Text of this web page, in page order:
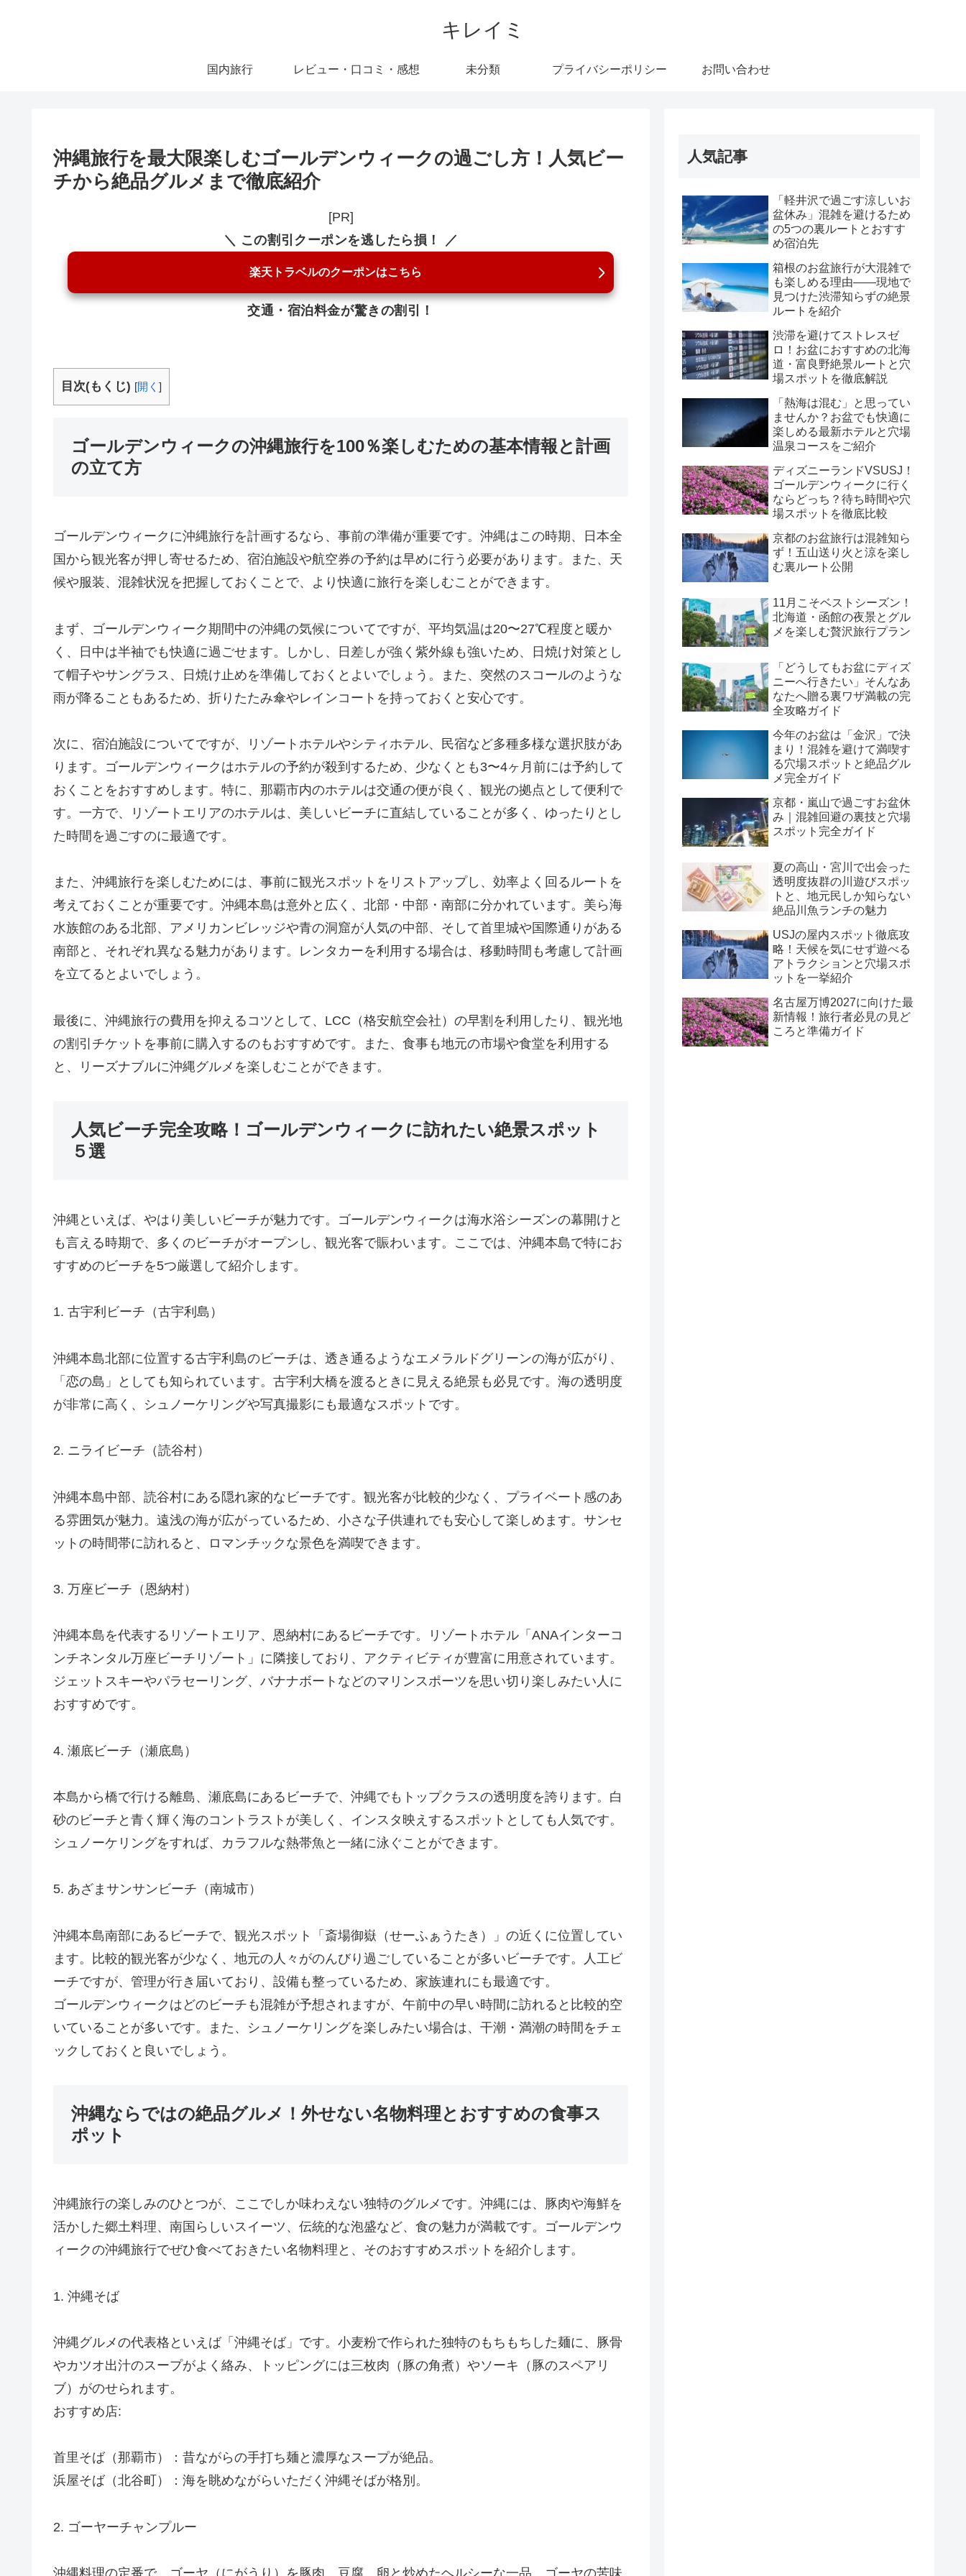
キレイミ
国内旅行 レビュー・口コミ・感想 未分類 プライバシーポリシー お問い合わせ
沖縄旅行を最大限楽しむゴールデンウィークの過ごし方！人気ビー
チから絶品グルメまで徹底紹介
[PR]
＼ この割引クーポンを逃したら損！ ／
楽天トラベルのクーポンはこちら
交通・宿泊料金が驚きの割引！
目次(もくじ) [開く ]
ゴールデンウィークの沖縄旅行を100％楽しむための基本情報と計画
の立て方
ゴールデンウィークに沖縄旅行を計画するなら、事前の準備が重要です。沖縄はこの時期、日本全
国から観光客が押し寄せるため、宿泊施設や航空券の予約は早めに行う必要があります。また、天
候や服装、混雑状況を把握しておくことで、より快適に旅行を楽しむことができます。
まず、ゴールデンウィーク期間中の沖縄の気候についてですが、平均気温は20〜27℃程度と暖か
く、日中は半袖でも快適に過ごせます。しかし、日差しが強く紫外線も強いため、日焼け対策とし
て帽子やサングラス、日焼け止めを準備しておくとよいでしょう。また、突然のスコールのような
雨が降ることもあるため、折りたたみ傘やレインコートを持っておくと安心です。
次に、宿泊施設についてですが、リゾートホテルやシティホテル、民宿など多種多様な選択肢があ
ります。ゴールデンウィークはホテルの予約が殺到するため、少なくとも3〜4ヶ月前には予約して
おくことをおすすめします。特に、那覇市内のホテルは交通の便が良く、観光の拠点として便利で
す。一方で、リゾートエリアのホテルは、美しいビーチに直結していることが多く、ゆったりとし
た時間を過ごすのに最適です。
また、沖縄旅行を楽しむためには、事前に観光スポットをリストアップし、効率よく回るルートを
考えておくことが重要です。沖縄本島は意外と広く、北部・中部・南部に分かれています。美ら海
水族館のある北部、アメリカンビレッジや青の洞窟が人気の中部、そして首里城や国際通りがある
南部と、それぞれ異なる魅力があります。レンタカーを利用する場合は、移動時間も考慮して計画
を立てるとよいでしょう。
最後に、沖縄旅行の費用を抑えるコツとして、LCC（格安航空会社）の早割を利用したり、観光地
の割引チケットを事前に購入するのもおすすめです。また、食事も地元の市場や食堂を利用する
と、リーズナブルに沖縄グルメを楽しむことができます。
人気ビーチ完全攻略！ゴールデンウィークに訪れたい絶景スポット
５選
沖縄といえば、やはり美しいビーチが魅力です。ゴールデンウィークは海水浴シーズンの幕開けと
も言える時期で、多くのビーチがオープンし、観光客で賑わいます。ここでは、沖縄本島で特にお
すすめのビーチを5つ厳選して紹介します。
1. 古宇利ビーチ（古宇利島）
沖縄本島北部に位置する古宇利島のビーチは、透き通るようなエメラルドグリーンの海が広がり、
「恋の島」としても知られています。古宇利大橋を渡るときに見える絶景も必見です。海の透明度
が非常に高く、シュノーケリングや写真撮影にも最適なスポットです。
2. ニライビーチ（読谷村）
沖縄本島中部、読谷村にある隠れ家的なビーチです。観光客が比較的少なく、プライベート感のあ
る雰囲気が魅力。遠浅の海が広がっているため、小さな子供連れでも安心して楽しめます。サンセ
ットの時間帯に訪れると、ロマンチックな景色を満喫できます。
3. 万座ビーチ（恩納村）
沖縄本島を代表するリゾートエリア、恩納村にあるビーチです。リゾートホテル「ANAインターコ
ンチネンタル万座ビーチリゾート」に隣接しており、アクティビティが豊富に用意されています。
ジェットスキーやパラセーリング、バナナボートなどのマリンスポーツを思い切り楽しみたい人に
おすすめです。
4. 瀬底ビーチ（瀬底島）
本島から橋で行ける離島、瀬底島にあるビーチで、沖縄でもトップクラスの透明度を誇ります。白
砂のビーチと青く輝く海のコントラストが美しく、インスタ映えするスポットとしても人気です。
シュノーケリングをすれば、カラフルな熱帯魚と一緒に泳ぐことができます。
5. あざまサンサンビーチ（南城市）
沖縄本島南部にあるビーチで、観光スポット「斎場御嶽（せーふぁうたき）」の近くに位置してい
ます。比較的観光客が少なく、地元の人々がのんびり過ごしていることが多いビーチです。人工ビ
ーチですが、管理が行き届いており、設備も整っているため、家族連れにも最適です。
ゴールデンウィークはどのビーチも混雑が予想されますが、午前中の早い時間に訪れると比較的空
いていることが多いです。また、シュノーケリングを楽しみたい場合は、干潮・満潮の時間をチェ
ックしておくと良いでしょう。
沖縄ならではの絶品グルメ！外せない名物料理とおすすめの食事ス
ポット
沖縄旅行の楽しみのひとつが、ここでしか味わえない独特のグルメです。沖縄には、豚肉や海鮮を
活かした郷土料理、南国らしいスイーツ、伝統的な泡盛など、食の魅力が満載です。ゴールデンウ
ィークの沖縄旅行でぜひ食べておきたい名物料理と、そのおすすめスポットを紹介します。
1. 沖縄そば
沖縄グルメの代表格といえば「沖縄そば」です。小麦粉で作られた独特のもちもちした麺に、豚骨
やカツオ出汁のスープがよく絡み、トッピングには三枚肉（豚の角煮）やソーキ（豚のスペアリ
ブ）がのせられます。
おすすめ店:
首里そば（那覇市）：昔ながらの手打ち麺と濃厚なスープが絶品。
浜屋そば（北谷町）：海を眺めながらいただく沖縄そばが格別。
2. ゴーヤーチャンプルー
人気記事
「軽井沢で過ごす涼しいお
盆休み」混雑を避けるため
の5つの裏ルートとおすす
め宿泊先
箱根のお盆旅行が大混雑で
も楽しめる理由――現地で
見つけた渋滞知らずの絶景
ルートを紹介
渋滞を避けてストレスゼ
ロ！お盆におすすめの北海
道・富良野絶景ルートと穴
場スポットを徹底解説
「熱海は混む」と思ってい
ませんか？お盆でも快適に
楽しめる最新ホテルと穴場
温泉コースをご紹介
ディズニーランドVSUSJ！
ゴールデンウィークに行く
ならどっち？待ち時間や穴
場スポットを徹底比較
京都のお盆旅行は混雑知ら
ず！五山送り火と涼を楽し
む裏ルート公開
11月こそベストシーズン！
北海道・函館の夜景とグル
メを楽しむ贅沢旅行プラン
「どうしてもお盆にディズ
ニーへ行きたい」そんなあ
なたへ贈る裏ワザ満載の完
全攻略ガイド
今年のお盆は「金沢」で決
まり！混雑を避けて満喫す
る穴場スポットと絶品グル
メ完全ガイド
京都・嵐山で過ごすお盆休
み｜混雑回避の裏技と穴場
スポット完全ガイド
夏の高山・宮川で出会った
透明度抜群の川遊びスポッ
トと、地元民しか知らない
絶品川魚ランチの魅力
USJの屋内スポット徹底攻
略！天候を気にせず遊べる
アトラクションと穴場スポ
ットを一挙紹介
名古屋万博2027に向けた最
新情報！旅行者必見の見ど
ころと準備ガイド